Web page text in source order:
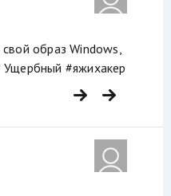
образ Windows,
#яжихакер